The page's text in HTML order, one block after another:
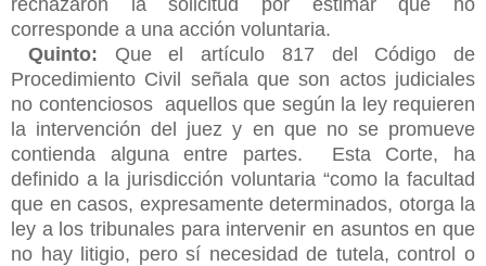
corresponde a una acción voluntaria.
Quinto: Que el artículo 817 del Código de
Procedimiento Civil señala que son actos judiciales
no contenciosos aquellos que según la ley requieren
la intervención del juez y en que no se promueve
contienda alguna entre partes. Esta Corte, ha
definido a la jurisdicción voluntaria “como la facultad
que en casos, expresamente determinados, otorga la
ley a los tribunales para intervenir en asuntos en que
no hay litigio, pero sí necesidad de tutela, control o